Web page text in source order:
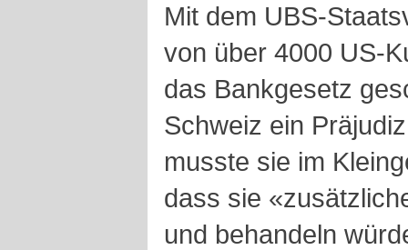
Mit dem UBS-
von über 4000 US-
das Bankgesetz
Schweiz ein
musste sie im
dass sie
und behandeln